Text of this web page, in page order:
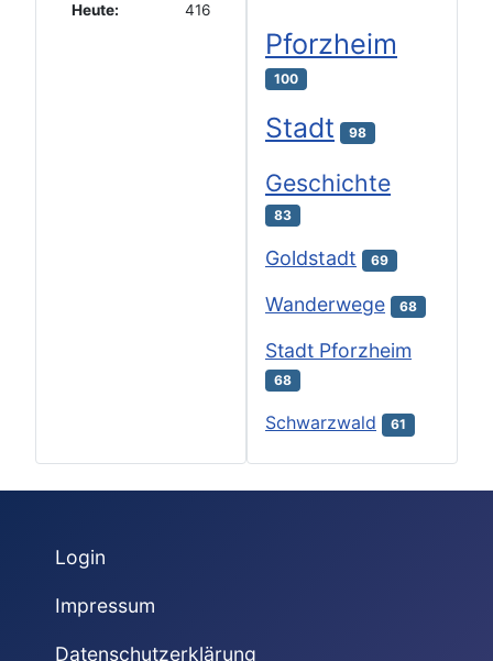
Heute: 416
Pforzheim
100
Stadt 98
Geschichte
83
Goldstadt 69
Wanderwege 68
Stadt Pforzheim
68
Schwarzwald 61
Login
Impressum
Datenschutzerklärung